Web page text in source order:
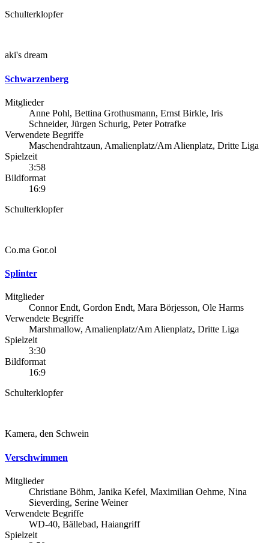
Schulterklopfer
aki's dream
Schwarzenberg
Mitglieder
Anne Pohl, Bettina Grothusmann, Ernst Birkle, Iris
Schneider, Jürgen Schurig, Peter Potrafke
Verwendete Begriffe
Maschendrahtzaun, Amalienplatz/Am Alienplatz, Dritte Liga
Spielzeit
3:58
Bildformat
16:9
Schulterklopfer
Co.ma Gor.ol
Splinter
Mitglieder
Connor Endt, Gordon Endt, Mara Börjesson, Ole Harms
Verwendete Begriffe
Marshmallow, Amalienplatz/Am Alienplatz, Dritte Liga
Spielzeit
3:30
Bildformat
16:9
Schulterklopfer
Kamera, den Schwein
Verschwimmen
Mitglieder
Christiane Böhm, Janika Kefel, Maximilian Oehme, Nina
Sieverding, Serine Weiner
Verwendete Begriffe
WD-40, Bällebad, Haiangriff
Spielzeit